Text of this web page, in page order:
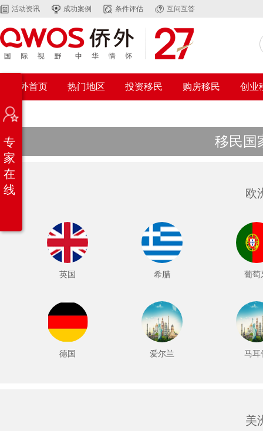
活动资讯 成功案例 条件评估 互问互答
侨外首页 热门地区 投资移民 购房移民 创业
移民国
欧
英国 希腊 葡萄
德国 爱尔兰 马耳
美
专
家
在
线